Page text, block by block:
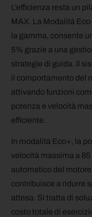
L’efficienza resta un
MAX. La Modalità
la gamma, consente
5% grazie a una
strategie di guida. Il
il comportamento del
attivando funzioni
potenza e velocità
efficiente.
In modalità Eco+, la
velocità massima a
automatico del
contribuisce a ridurre
attesa. Si tratta di
costo totale di